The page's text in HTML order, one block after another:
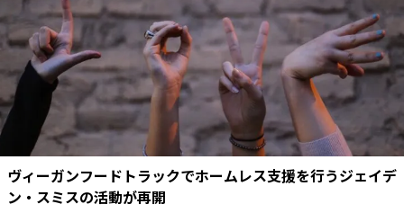
ヴィーガンフードトラックでホームレス支援を行うジェイデ
ン・スミスの活動が再開